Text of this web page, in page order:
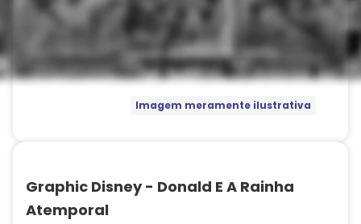
Imagem meramente ilustrativa
Graphic Disney - Donald E A Rainha
Atemporal